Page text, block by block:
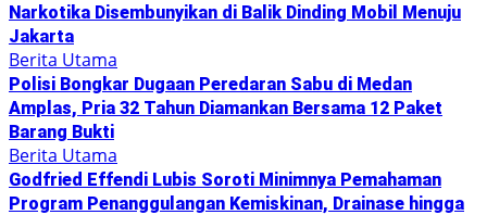
Narkotika Disembunyikan di Balik Dinding Mobil Menuju
Jakarta
Berita Utama
Polisi Bongkar Dugaan Peredaran Sabu di Medan
Amplas, Pria 32 Tahun Diamankan Bersama 12 Paket
Barang Bukti
Berita Utama
Godfried Effendi Lubis Soroti Minimnya Pemahaman
Program Penanggulangan Kemiskinan, Drainase hingga